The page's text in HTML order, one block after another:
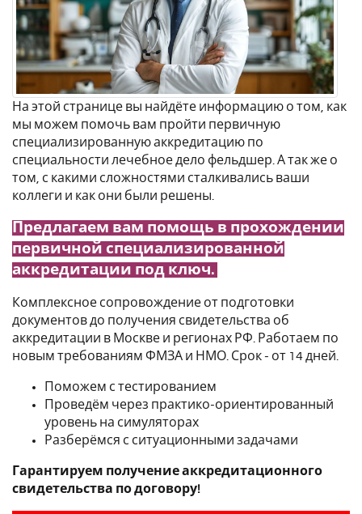
На этой странице вы найдёте информацию о том, как
мы можем помочь вам пройти первичную
специализированную аккредитацию по
специальности лечебное дело фельдшер. А так же о
том, с какими сложностями сталкивались ваши
коллеги и как они были решены.
Предлагаем вам помощь в прохождении
первичной специализированной
аккредитации под ключ.
Комплексное сопровождение от подготовки
документов до получения свидетельства об
аккредитации в Москве и регионах РФ. Работаем по
новым требованиям ФМЗА и НМО. Срок - от 14 дней.
Поможем с тестированием
Проведём через практико-ориентированный
уровень на симуляторах
Разберёмся с ситуационными задачами
Гарантируем получение аккредитационного
свидетельства по договору!